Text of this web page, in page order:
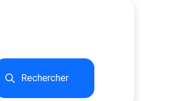
Rechercher